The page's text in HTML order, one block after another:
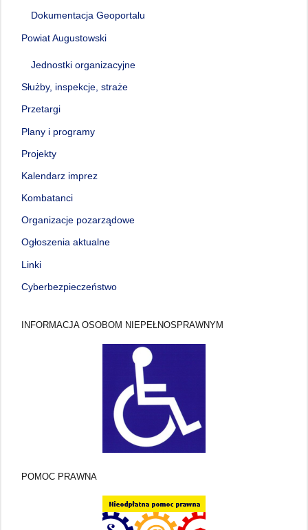
Dokumentacja Geoportalu
Powiat Augustowski
Jednostki organizacyjne
Służby, inspekcje, straże
Przetargi
Plany i programy
Projekty
Kalendarz imprez
Kombatanci
Organizacje pozarządowe
Ogłoszenia aktualne
Linki
Cyberbezpieczeństwo
INFORMACJA OSOBOM NIEPEŁNOSPRAWNYM
POMOC PRAWNA